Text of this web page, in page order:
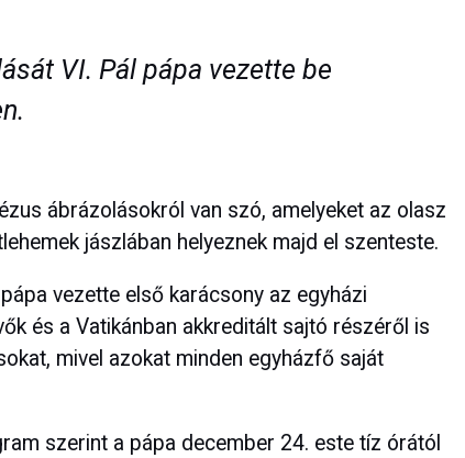
VI. Pál pápa vezette be
ábrázolásokról van szó, amelyeket az olasz
jászlában helyeznek majd el szenteste.
vezette első karácsony az egyházi
és a Vatikánban akkreditált sajtó részéről is
mivel azokat minden egyházfő saját
szerint a pápa december 24. este tíz órától